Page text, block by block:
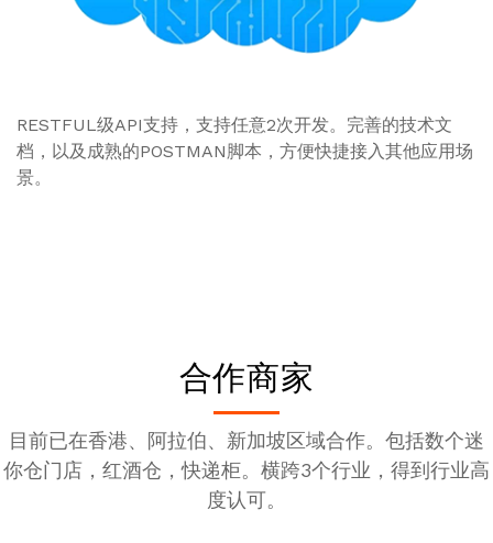
RESTFUL级API支持，支持任意2次开发。完善的技术文
档，以及成熟的POSTMAN脚本，方便快捷接入其他应用场
景。
合作商家
目前已在香港、阿拉伯、新加坡区域合作。包括数个迷
你仓门店，红酒仓，快递柜。横跨3个行业，得到行业高
度认可。